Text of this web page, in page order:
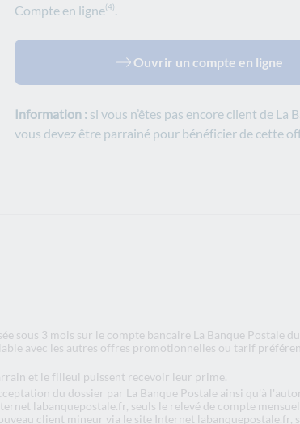
Compte en ligne(4)
Ouvrir un compte en ligne
Information : si vous n’êtes pas encore client de La
vous devez être parrainé pour bénéficier de cette
sous 3 mois sur le compte bancaire La Banque Postale
avec les autres offres promotionnelles ou tarif
et le filleul puissent recevoir leur prime.
du dossier par La Banque Postale ainsi qu'à
labanquepostale.fr, seuls le relevé de compte mensuel
client mineur via le site Internet labanquepostale.fr,